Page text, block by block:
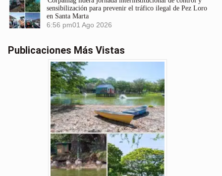
sensibilización para prevenir el tráfico ilegal de Pez Loro
en Santa Marta
6:56 pm01 Ago 2026
Publicaciones Más Vistas